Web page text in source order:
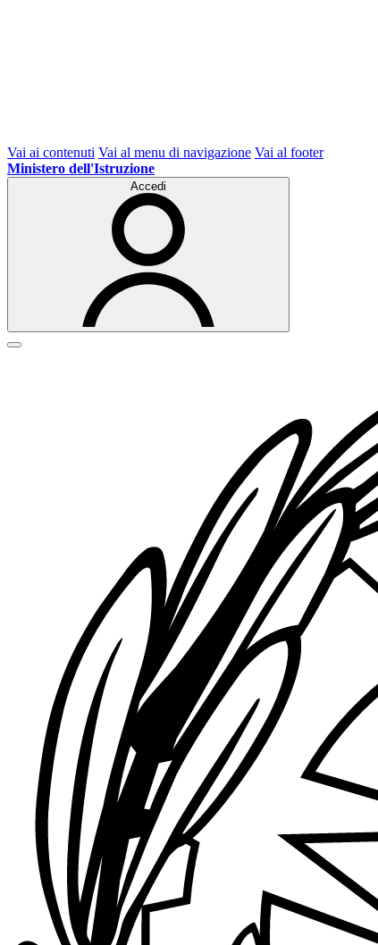
Vai ai contenuti Vai al menu di navigazione Vai al footer
Ministero dell'Istruzione
Accedi